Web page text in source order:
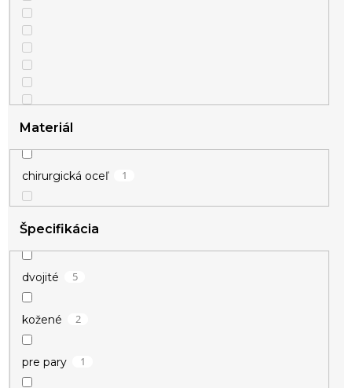
Materiál
chirurgická oceľ 1
Špecifikácia
dvojité 5
kožené 2
pre pary 1